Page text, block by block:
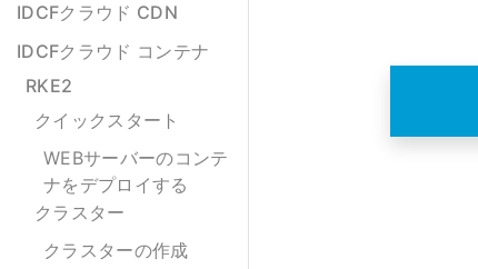
IDCFクラウド CDN
IDCFクラウド コンテナ
RKE2
クイックスタート
WEBサーバーのコンテ
ナをデプロイする
クラスター
クラスターの作成